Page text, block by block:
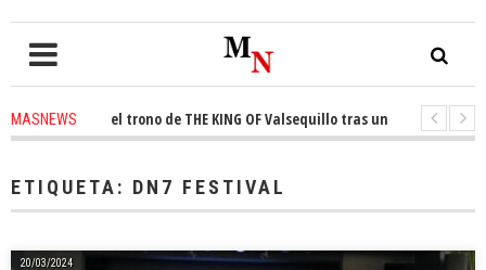
MASNEWSel trono de THE KING OF Valsequillo tras una jornada de
ETIQUETA: DN7 FESTIVAL
20/03/2024